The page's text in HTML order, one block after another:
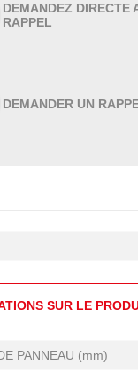
DEMANDEZ DIRECTE
RAPPEL
DEMANDER UN
SUR LE